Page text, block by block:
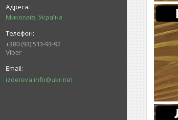
Миколаїв, Україна
+380 (93) 513-93-92
Viber
izdereva.info@ukr.net